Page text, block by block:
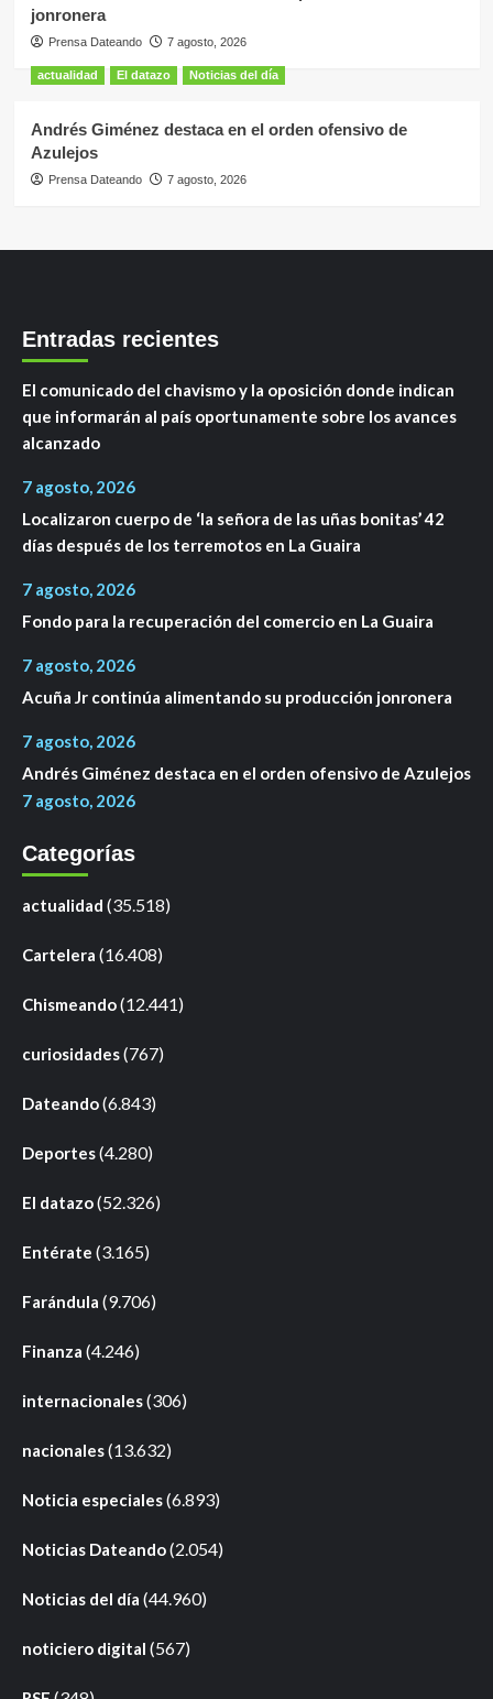
jonronera
Prensa Dateando 7 agosto, 2026
actualidad El datazo Noticias del día
Andrés Giménez destaca en el orden ofensivo de
Azulejos
Prensa Dateando 7 agosto, 2026
Entradas recientes
El comunicado del chavismo y la oposición donde indican
que informarán al país oportunamente sobre los avances
alcanzado
7 agosto, 2026
Localizaron cuerpo de ‘la señora de las uñas bonitas’ 42
días después de los terremotos en La Guaira
7 agosto, 2026
Fondo para la recuperación del comercio en La Guaira
7 agosto, 2026
Acuña Jr continúa alimentando su producción jonronera
7 agosto, 2026
Andrés Giménez destaca en el orden ofensivo de Azulejos
7 agosto, 2026
Categorías
actualidad (35.518)
Cartelera (16.408)
Chismeando(12.441)
curiosidades(767)
Dateando(6.843)
Deportes(4.280)
El datazo(52.326)
Entérate (3.165)
Farándula (9.706)
Finanza (4.246)
internacionales(306)
nacionales(13.632)
Noticia especiales(6.893)
Noticias Dateando(2.054)
Noticias del día (44.960)
noticiero digital (567)